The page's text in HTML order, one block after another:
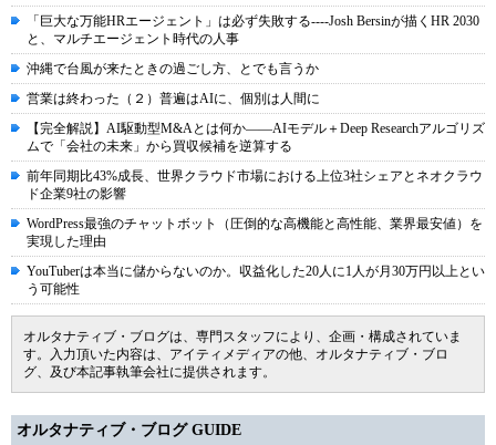
「巨大な万能HRエージェント」は必ず失敗する----Josh Bersinが描くHR 2030
と、マルチエージェント時代の人事
沖縄で台風が来たときの過ごし方、とでも言うか
営業は終わった（２）普遍はAIに、個別は人間に
【完全解説】AI駆動型M&Aとは何か――AIモデル＋Deep Researchアルゴリズ
ムで「会社の未来」から買収候補を逆算する
前年同期比43%成長、世界クラウド市場における上位3社シェアとネオクラウ
ド企業9社の影響
WordPress最強のチャットボット（圧倒的な高機能と高性能、業界最安値）を
実現した理由
YouTuberは本当に儲からないのか。収益化した20人に1人が月30万円以上とい
う可能性
オルタナティブ・ブログは、専門スタッフにより、企画・構成されていま
す。入力頂いた内容は、アイティメディアの他、オルタナティブ・ブロ
グ、及び本記事執筆会社に提供されます。
オルタナティブ・ブログ GUIDE